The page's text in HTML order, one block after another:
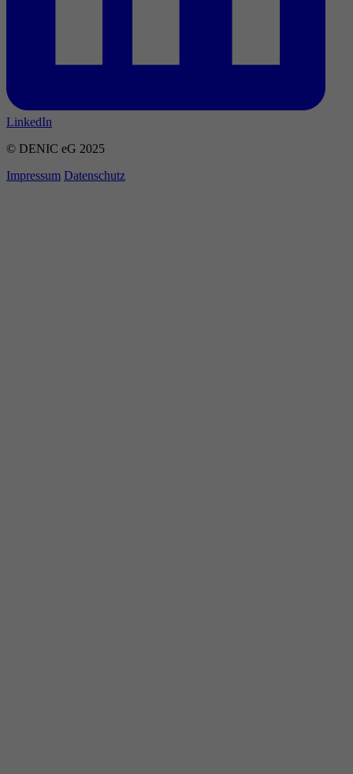
LinkedIn
© DENIC eG 2025
Impressum Datenschutz